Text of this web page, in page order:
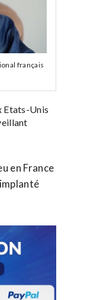
français
Etats-Unis
en France